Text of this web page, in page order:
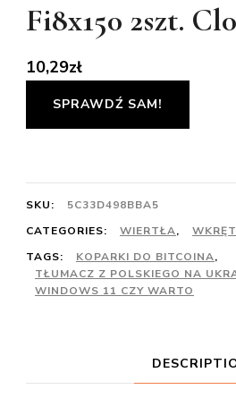
Fi8x150 2szt.
10,29zł
SPRAWDŹ SAM!
SKU:
5C33D498BBA5
CATEGORIES:
WIERTŁA,
TAGS:
KOPARKI DO BITCOINA,
TŁUMACZ Z POLSKIEGO NA
WINDOWS 11 CZY WARTO